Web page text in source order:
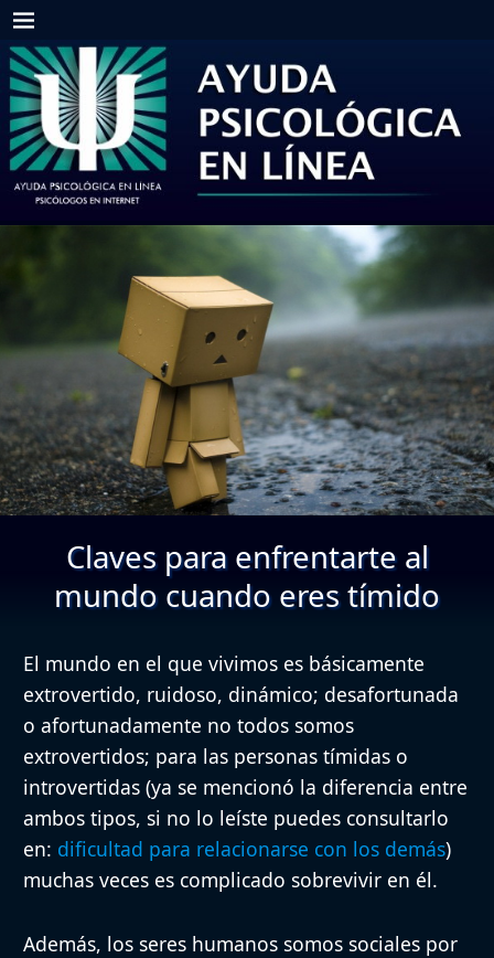
Claves para enfrentarte al
mundo cuando eres tímido
El mundo en el que vivimos es básicamente
extrovertido, ruidoso, dinámico; desafortunada
o afortunadamente no todos somos
extrovertidos; para las personas tímidas o
introvertidas (ya se mencionó la diferencia entre
ambos tipos, si no lo leíste puedes consultarlo
en: dificultad para relacionarse con los demás)
muchas veces es complicado sobrevivir en él.
Además, los seres humanos somos sociales por